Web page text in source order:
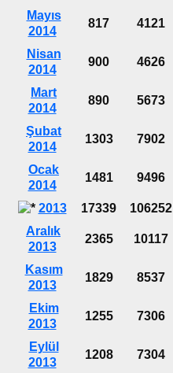
Mayıs
2014
817 4121
Nisan
2014
900 4626
Mart
2014
890 5673
Şubat
2014
1303 7902
Ocak
2014
1481 9496
2013 17339 106252
Aralık
2013
2365 10117
Kasım
2013
1829 8537
Ekim
2013
1255 7306
Eylül
2013
1208 7304